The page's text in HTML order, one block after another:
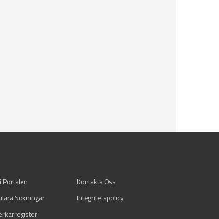
Portalen
Kontakta Oss
Sökningar
Integritetspolicy